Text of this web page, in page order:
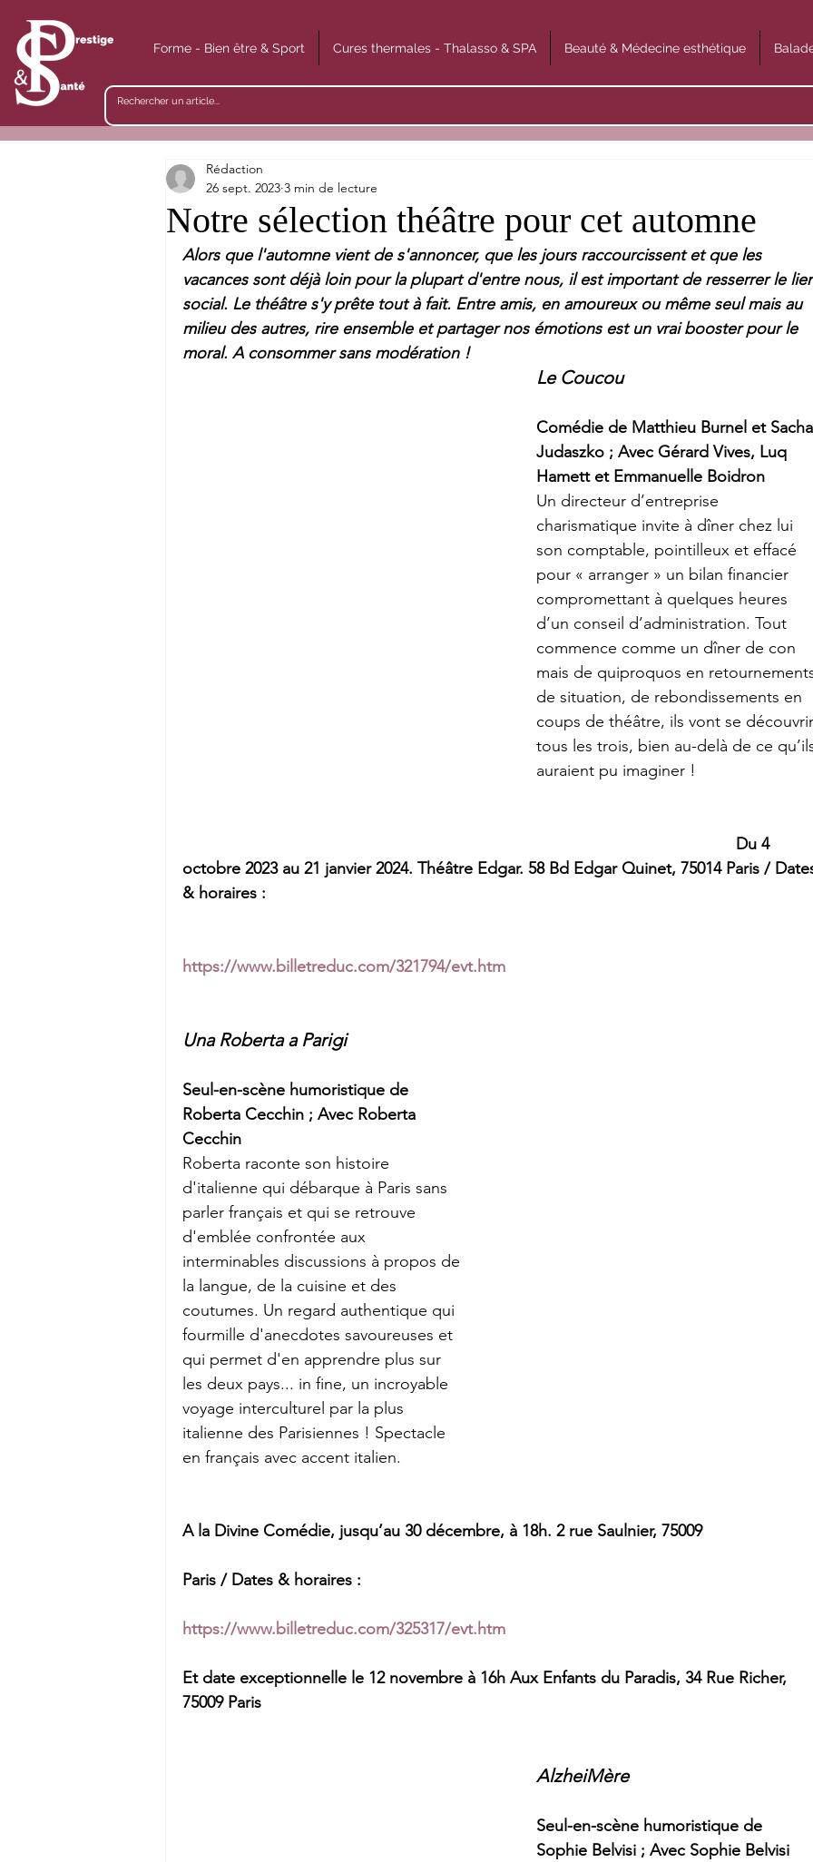
Forme - Bien être & Sport Cures thermales - Thalasso & SPA Beauté & Médecine esthétique
Notre sélection théâtre pour cet automne
Rédaction
26 sept. 2023 3 min de lecture
Alors que l'automne vient de s'annoncer, que les jours raccourcissent et que les
vacances sont déjà loin pour la plupart d'entre nous, il est important de resserrer le
social. Le théâtre s'y prête tout à fait. Entre amis, en amoureux ou même seul mais au
milieu des autres, rire ensemble et partager nos émotions est un vrai booster pour le
moral. A consommer sans modération !
Le Coucou
Comédie de Matthieu Burnel et
Judaszko ; Avec Gérard Vives, Luq
Hamett et Emmanuelle Boidron
Un directeur d’entreprise
charismatique invite à dîner chez lui
son comptable, pointilleux et effacé
pour « arranger » un bilan financier
compromettant à quelques heures
d’un conseil d’administration. Tout
commence comme un dîner de con
mais de quiproquos en
de situation, de rebondissements en
coups de théâtre, ils vont se
tous les trois, bien au-delà de ce
auraient pu imaginer !
Du 4
octobre 2023 au 21 janvier 2024. Théâtre Edgar. 58 Bd Edgar Quinet, 75014 Paris /
& horaires :
https://www.billetreduc.com/321794/evt.htm
Una Roberta a Parigi
Seul-en-scène humoristique de
Roberta Cecchin ; Avec Roberta
Cecchin
Roberta raconte son histoire
d'italienne qui débarque à Paris sans
parler français et qui se retrouve
d'emblée confrontée aux
interminables discussions à propos de
la langue, de la cuisine et des
coutumes. Un regard authentique qui
fourmille d'anecdotes savoureuses et
qui permet d'en apprendre plus sur
les deux pays... in fine, un incroyable
voyage interculturel par la plus
italienne des Parisiennes ! Spectacle
en français avec accent italien.
A la Divine Comédie, jusqu’au 30 décembre, à 18h. 2 rue Saulnier, 75009
Paris / Dates & horaires :
https://www.billetreduc.com/325317/evt.htm
Et date exceptionnelle le 12 novembre à 16h Aux Enfants du Paradis, 34 Rue Richer,
75009 Paris
AlzheiMère
Seul-en-scène humoristique de
Sophie Belvisi ; Avec Sophie Belvisi